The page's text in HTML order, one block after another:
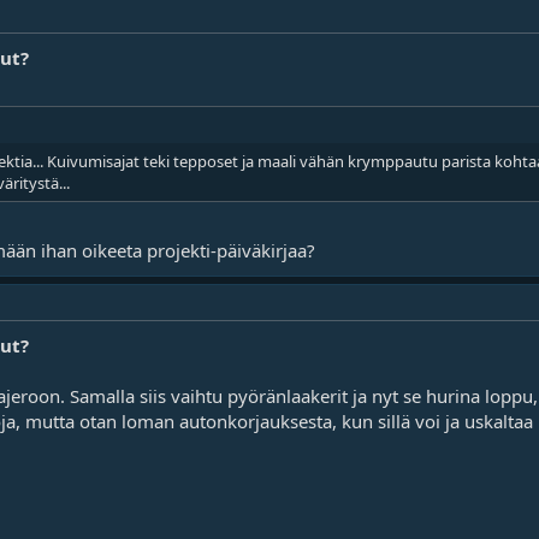
Kuivumisajat teki tepposet ja maali vähän krymppautu parista
ihan oikeeta projekti-päiväkirjaa?
Samalla siis vaihtu pyöränlaakerit ja nyt se hurina
mutta otan loman autonkorjauksesta, kun sillä voi ja